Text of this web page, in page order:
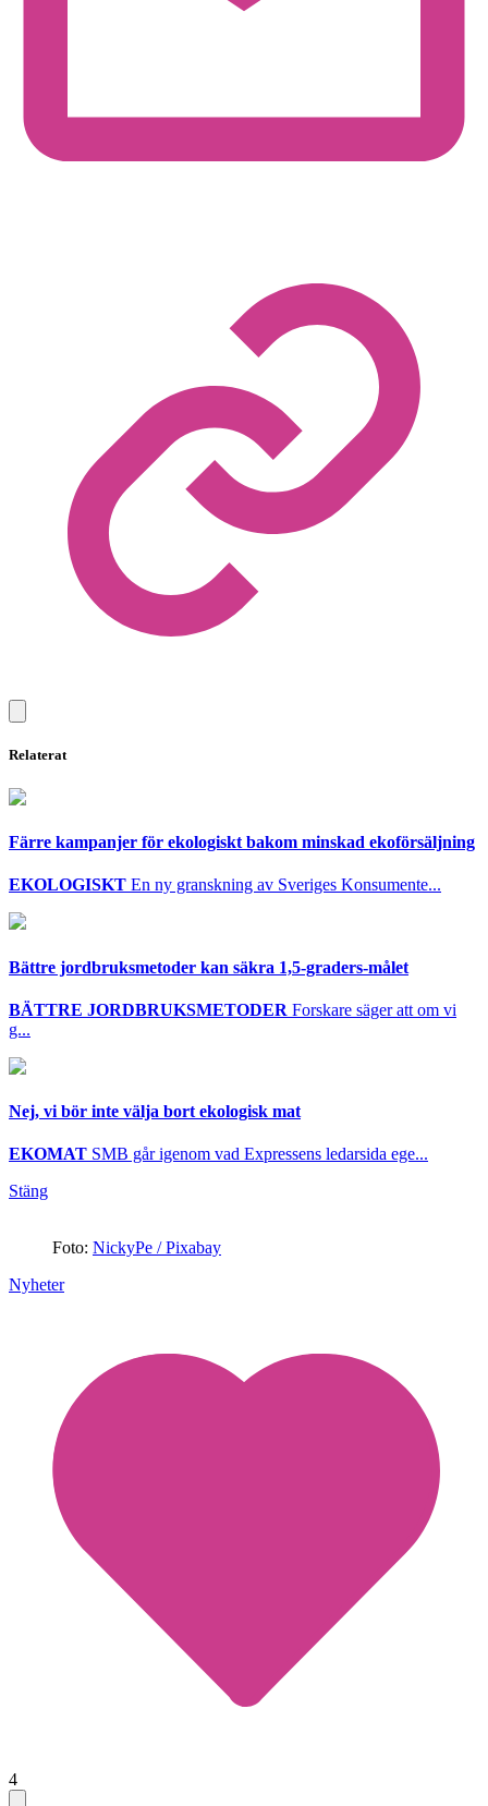
Relaterat
Färre kampanjer för ekologiskt bakom minskad ekoförsäljning
EKOLOGISKT En ny granskning av Sveriges Konsumente...
Bättre jordbruksmetoder kan säkra 1,5-graders-målet
BÄTTRE JORDBRUKSMETODER Forskare säger att om vi
g...
Nej, vi bör inte välja bort ekologisk mat
EKOMAT SMB går igenom vad Expressens ledarsida ege...
Stäng
Foto: NickyPe / Pixabay
Nyheter
4